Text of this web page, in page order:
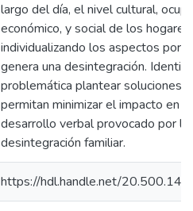
largo del día, el nivel cultural,
económico, y social de los hogares
individualizando los aspectos por
genera una desintegración.
problemática plantear soluciones
permitan minimizar el impacto en
desarrollo verbal provocado por la
desintegración familiar.
https://hdl.handle.net/